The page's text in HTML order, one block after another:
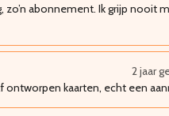
zo’n abonnement. Ik grijp nooit
2 jaar
ontworpen kaarten, echt een